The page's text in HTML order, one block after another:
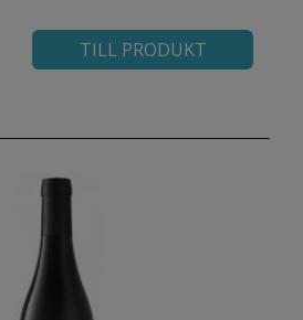
TILL PRODUKT